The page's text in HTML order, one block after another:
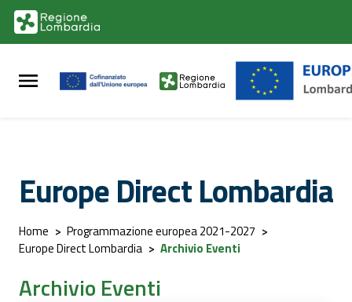
Vai al contenuto principale
Vai al footer
Europe Direct Lombardia
Home > Programmazione europea 2021-2027 >
Europe Direct Lombardia > Archivio Eventi
Archivio Eventi